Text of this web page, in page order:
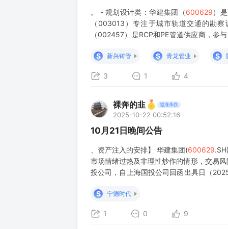
。 - 规划设计类：华建集团（600629）
（003013）专注于城市轨道交通的勘
（002457）是RCP和PE管道供应商，参
S
新兴铸管 S 青龙管业 S
3 1 4
裸奔的韭 追涨杀跌
2025-10-22 00:52:16
10月21日晚间公告
、资产注入的安排】 华建集团(600629
市场情绪过热及非理性炒作的情形，交易
投公司，自上海国投公司回函出具日（
S
宁德时代
1 0 9